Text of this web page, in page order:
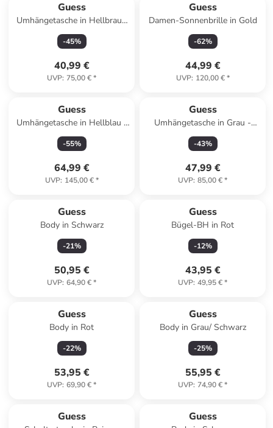
Guess
Umhängetasche in Hellbraun
- (B)19 x (H)23 x (T)2 cm
-45%
40,99 €
UVP: 75,00 €*
Guess
Damen-Sonnenbrille in Gold
-62%
44,99 €
UVP: 120,00 €*
Guess
Umhängetasche in Hellblau -
(B)27 x (H)16 x (T)7 cm
-55%
64,99 €
UVP: 145,00 €*
Guess
Umhängetasche in Grau -
(B)21 x (H)24,5 x (T)4,5 cm
-43%
47,99 €
UVP: 85,00 €*
Guess
Body in Schwarz
-21%
50,95 €
UVP: 64,90 €*
Guess
Bügel-BH in Rot
-12%
43,95 €
UVP: 49,95 €*
Guess
Body in Rot
-22%
53,95 €
UVP: 69,90 €*
Guess
Body in Grau/ Schwarz
-25%
55,95 €
UVP: 74,90 €*
Guess Guess